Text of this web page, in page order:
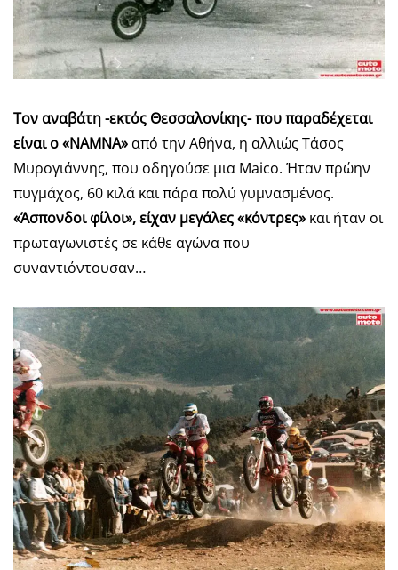
Τον αναβάτη -εκτός Θεσσαλονίκης- που παραδέχεται
είναι ο «ΝΑΜΝΑ»από την Αθήνα, η αλλιώς Τάσος
Μυρογιάννης, που οδηγούσε μια Maico. Ήταν πρώην
πυγμάχος, 60 κιλά και πάρα πολύ γυμνασμένος.
«Άσπονδοι φίλοι», είχαν μεγάλες «κόντρες» και ήταν οι
πρωταγωνιστές σε κάθε αγώνα που
συναντιόντουσαν…